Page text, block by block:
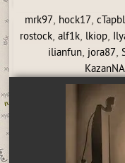
mrk97, hock17,
rostock, alf1k, lkiop,
ilianfun, jora87,